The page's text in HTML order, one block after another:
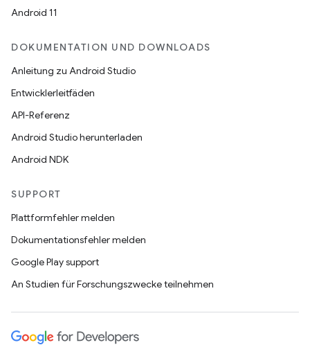
Android 11
DOKUMENTATION UND DOWNLOADS
Anleitung zu Android Studio
Entwicklerleitfäden
API-Referenz
Android Studio herunterladen
Android NDK
SUPPORT
Plattformfehler melden
Dokumentationsfehler melden
Google Play support
An Studien für Forschungszwecke teilnehmen